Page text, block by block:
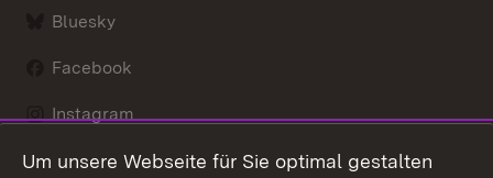
Bluesky
Facebook
Instagram
LinkedIn
Um unsere Webseite für Sie optimal gestalten